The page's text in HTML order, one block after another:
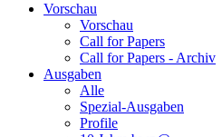
Vorschau
Vorschau
Call for Papers
Call for Papers - Archiv
Ausgaben
Alle
Spezial-Ausgaben
Profile